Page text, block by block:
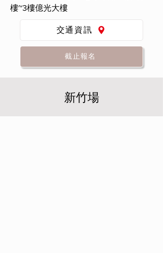
樓~3樓億光大樓
交通資訊
截止報名
新竹場